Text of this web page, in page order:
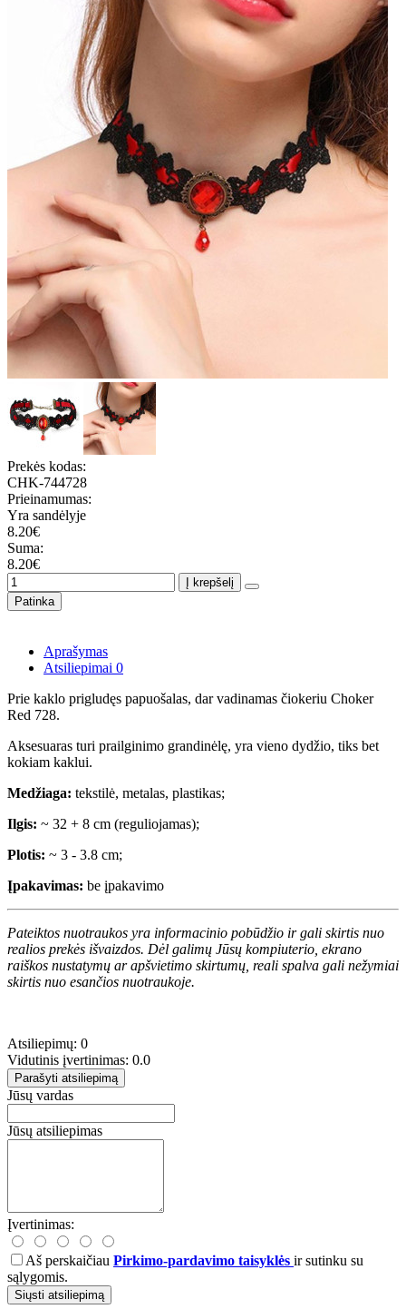
Prekės kodas:
CHK-744728
Prieinamumas:
Yra sandėlyje
8.20€
Suma:
8.20€
Į krepšelį
Patinka
Aprašymas
Atsiliepimai 0
Prie kaklo prigludęs papuošalas, dar vadinamas čiokeriu Choker
Red 728.
Aksesuaras turi prailginimo grandinėlę, yra vieno dydžio, tiks bet
kokiam kaklui.
Medžiaga: tekstilė, metalas, plastikas;
Ilgis: ~ 32 + 8 cm (reguliojamas);
Plotis: ~ 3 - 3.8 cm;
Įpakavimas: be įpakavimo
Pateiktos nuotraukos yra informacinio pobūdžio ir gali skirtis nuo
realios prekės išvaizdos. Dėl galimų Jūsų kompiuterio, ekrano
raiškos nustatymų ar apšvietimo skirtumų, reali spalva gali nežymiai
skirtis nuo esančios nuotraukoje.
Atsiliepimų: 0
Vidutinis įvertinimas: 0.0
Parašyti atsiliepimą
Jūsų vardas
Jūsų atsiliepimas
Įvertinimas:
Aš perskaičiau Pirkimo-pardavimo taisyklės ir sutinku su
sąlygomis.
Siųsti atsiliepimą